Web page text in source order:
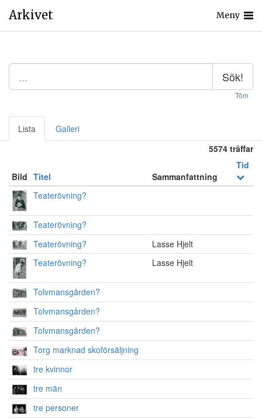
Arkivet Meny
Sök!
Töm
Lista
Galleri
5574 träffar
Bild Titel Sammanfattning
Tid
Teaterövning?
Teaterövning?
Teaterövning?
Lasse Hjelt
Teaterövning?
Lasse Hjelt
Tolvmansgården?
Tolvmansgården?
Tolvmansgården?
Torg marknad skoförsäljning
tre kvinnor
tre män
tre personer